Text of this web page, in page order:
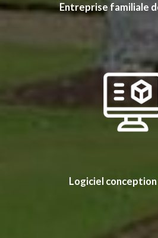
Entreprise familiale
Logiciel